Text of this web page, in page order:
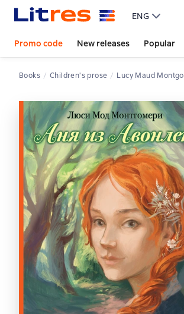
ENG
Promo code New releases Popular
Books Children's prose Lucy Maud Montgomery